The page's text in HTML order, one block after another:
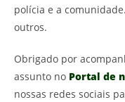
polícia e a
outros.
Obrigado por
assunto no Portal de
nossas redes sociais